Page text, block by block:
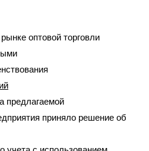
оптовой торговли
предлагаемой
приняло решение об